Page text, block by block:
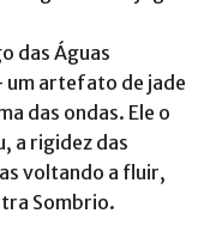
das Águas
um artefato de jade
das ondas. Ele o
a rigidez das
voltando a fluir,
Sombrio.